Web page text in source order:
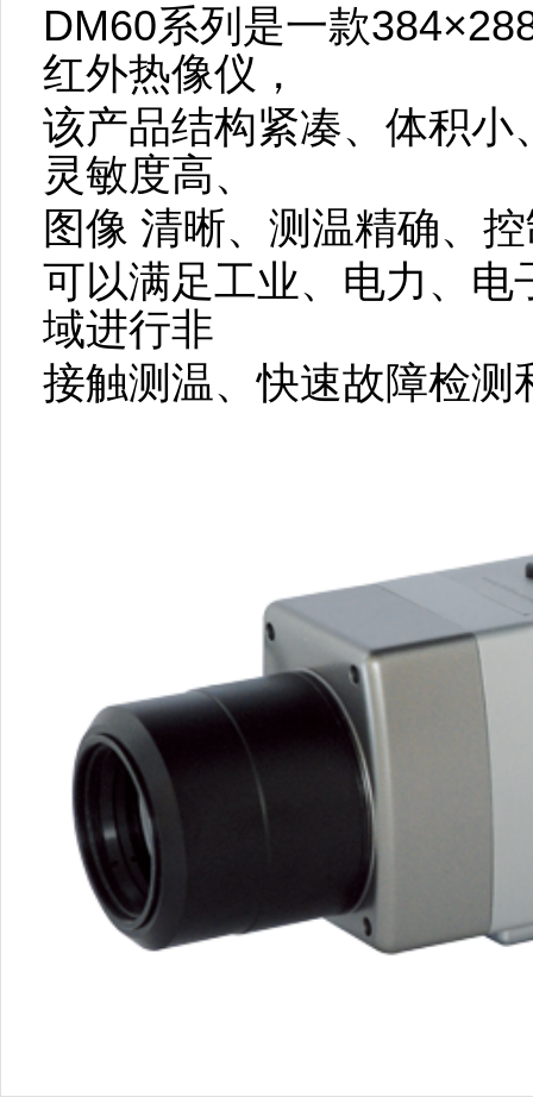
DM60系列是一款
红外热像仪，
该产品结构紧凑、体积
灵敏度高、
图像 清晰、测温精确、
可以满足工业、电力、
域进行非
接触测温、快速故障检测